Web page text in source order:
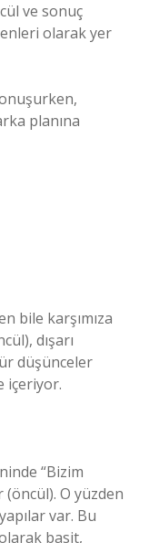
ve sonuç
olarak yer
planına
bile karşımıza
dışarı
düşünceler
içeriyor.
“Bizim
O yüzden
var. Bu
basit,